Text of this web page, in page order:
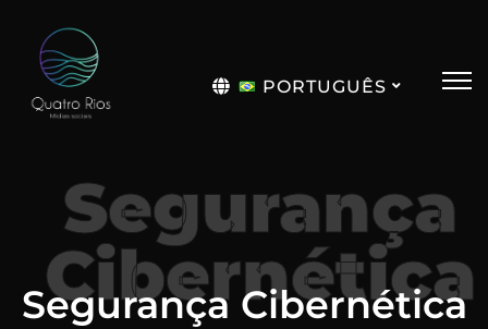
PORTUGUÊS
Segurança
Cibernética
Segurança Cibernética